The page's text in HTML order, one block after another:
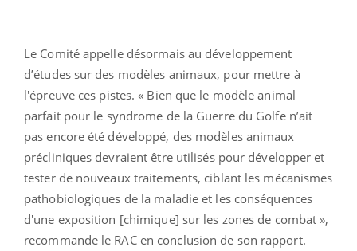
Le Comité appelle désormais au développement
d’études sur des modèles animaux, pour mettre à
l'épreuve ces pistes. « Bien que le modèle animal
parfait pour le syndrome de la Guerre du Golfe n’ait
pas encore été développé, des modèles animaux
précliniques devraient être utilisés pour développer et
tester de nouveaux traitements, ciblant les mécanismes
pathobiologiques de la maladie et les conséquences
d'une exposition [chimique] sur les zones de combat »,
recommande le RAC en conclusion de son rapport.